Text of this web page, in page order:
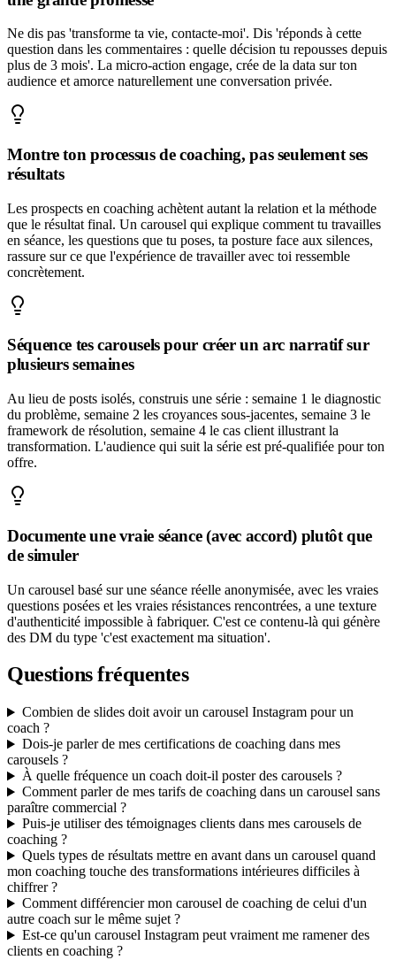
Ne dis pas 'transforme ta vie, contacte-moi'. Dis 'réponds à cette
question dans les commentaires : quelle décision tu repousses depuis
plus de 3 mois'. La micro-action engage, crée de la data sur ton
audience et amorce naturellement une conversation privée.
Montre ton processus de coaching, pas seulement ses
résultats
Les prospects en coaching achètent autant la relation et la méthode
que le résultat final. Un carousel qui explique comment tu travailles
en séance, les questions que tu poses, ta posture face aux silences,
rassure sur ce que l'expérience de travailler avec toi ressemble
concrètement.
Séquence tes carousels pour créer un arc narratif sur
plusieurs semaines
Au lieu de posts isolés, construis une série : semaine 1 le diagnostic
du problème, semaine 2 les croyances sous-jacentes, semaine 3 le
framework de résolution, semaine 4 le cas client illustrant la
transformation. L'audience qui suit la série est pré-qualifiée pour ton
offre.
Documente une vraie séance (avec accord) plutôt que
de simuler
Un carousel basé sur une séance réelle anonymisée, avec les vraies
questions posées et les vraies résistances rencontrées, a une texture
d'authenticité impossible à fabriquer. C'est ce contenu-là qui génère
des DM du type 'c'est exactement ma situation'.
Questions fréquentes
Combien de slides doit avoir un carousel Instagram pour un
coach ?
Dois-je parler de mes certifications de coaching dans mes
carousels ?
À quelle fréquence un coach doit-il poster des carousels ?
Comment parler de mes tarifs de coaching dans un carousel sans
paraître commercial ?
Puis-je utiliser des témoignages clients dans mes carousels de
coaching ?
Quels types de résultats mettre en avant dans un carousel quand
mon coaching touche des transformations intérieures difficiles à
chiffrer ?
Comment différencier mon carousel de coaching de celui d'un
autre coach sur le même sujet ?
Est-ce qu'un carousel Instagram peut vraiment me ramener des
clients en coaching ?